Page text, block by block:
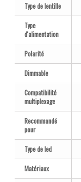
Type de lentille
Type
d'alimentation
Polarité
Dimmable
Compatibilité
multiplexage
Recommandé
pour
Type de led
Matériaux